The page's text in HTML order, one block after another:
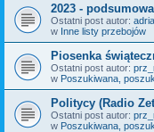
2023 -
Ostatni post autor:
w Inne listy przebojów
Piosenka
Ostatni post autor:
w Poszukiwana,
Politycy (Radio
Ostatni post autor:
w Poszukiwana,